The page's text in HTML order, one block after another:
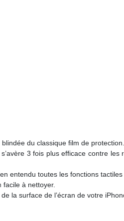
du classique film de protection.
3 fois plus efficace contre
entendu toutes les fonctions tactiles
à nettoyer.
la surface de l’écran de votre